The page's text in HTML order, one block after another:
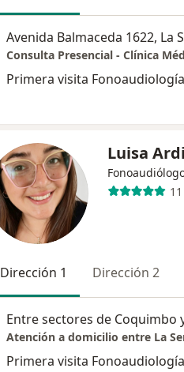
Avenida Balmaceda 1622, La
Consulta Presencial - Clínica
Primera visita Fonoaudiología
Luisa
Dirección 1 Dirección 2
Atención a domicilio entre La
Primera visita Fonoaudiología